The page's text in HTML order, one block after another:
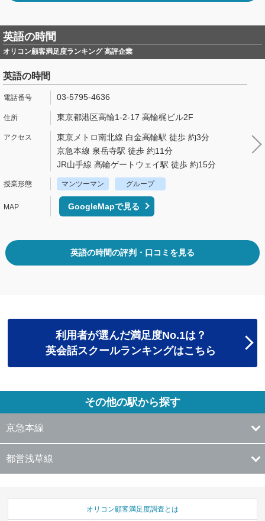
英語の時間
オリコン顧客満足度ランキング 高評企業
英語の時間
03-5795-4636
東京都港区高輪1-2-17 高輪梶ビル2F
東京メトロ南北線 白金高輪駅 徒歩 約3分
京急本線 泉岳寺駅 徒歩 約11分
JR山手線 高輪ゲートウェイ駅 徒歩 約15分
マンツーマン グループ
GoogleMapで見る
英語の時間の評判・口コミを見る
利用者が選んだ満足度No.1は？
英会話スクールランキングはこちら
その他の駅から探す
京急本線
都営浅草線
オリコン顧客満足度調査とは